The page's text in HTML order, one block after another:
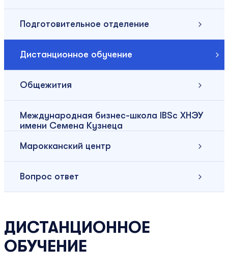
Подготовительное отделение
Дистанционное обучение
Общежития
Международная бизнес-школа IBSc ХНЭУ
имени Семена Кузнеца
Марокканский центр
Вопрос ответ
ДИСТАНЦИОННОЕ
ОБУЧЕНИЕ